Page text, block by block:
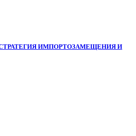
СТРАТЕГИЯ ИМПОРТОЗАМЕЩЕНИЯ И